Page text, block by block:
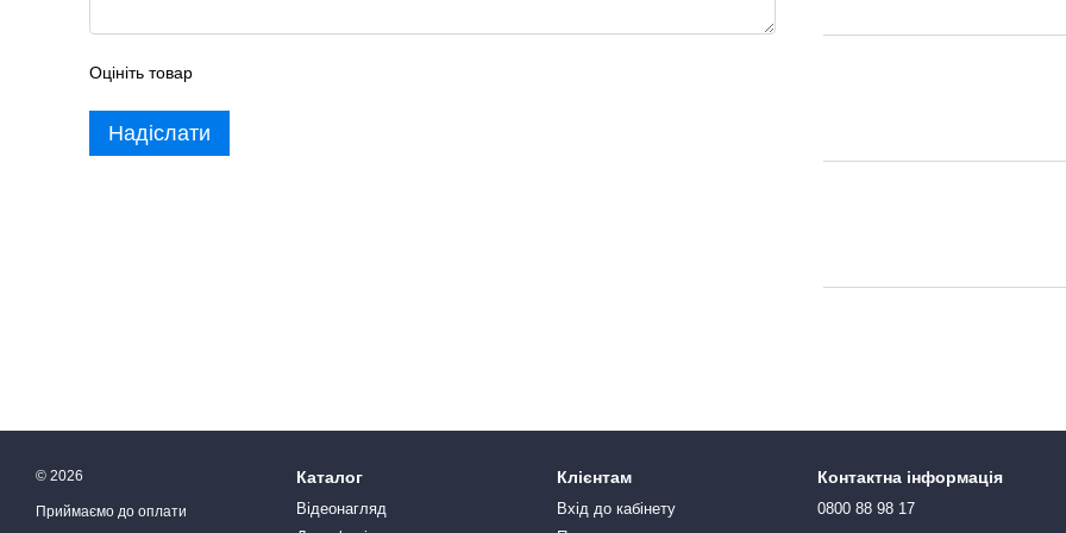
Оцініть товар
Надіслати
© 2026
Приймаємо до оплати
Каталог
Відеонагляд
Клієнтам
Вхід до кабінету
Контактна інформація
0800 88 98 17